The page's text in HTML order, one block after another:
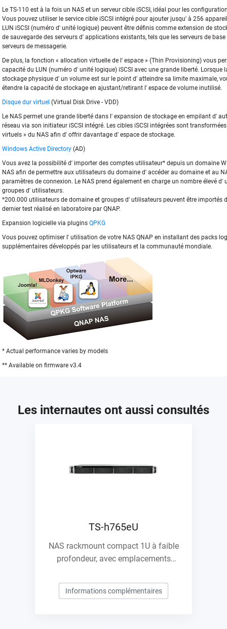
Le TS-110 est à la fois un NAS et un serveur cible iSCSI, idéal pour les
Vous pouvez utiliser le service cible iSCSI intégré pour ajouter jusqu' à 256
LUN iSCSI (numéro d' unité logique) peuvent être définis comme extension de
de sauvegarde des serveurs d' applications existants, tels que les serveurs de
serveurs de messagerie.
De plus, la fonction « allocation virtuelle de l' espace » (Thin Provisioning) vous
capacité du LUN (numéro d' unité logique) iSCSI avec une grande liberté. Lorsque
stockage physique d' un volume est sur le point d' atteindre sa limite maximale,
étendre la capacité de stockage en ajustant/retirant l' espace de volume inutilisé.
Disque dur virtuel (Virtual Disk Drive - VDD)
Le NAS permet une grande liberté dans l' expansion de stockage en empilant d'
réseau via son initiateur iSCSI intégré. Les cibles iSCSI intégrées sont
virtuels » du NAS afin d' offrir davantage d' espace de stockage.
Windows Active Directory (AD)
Vous avez la possibilité d' importer des comptes utilisateur* depuis un domaine
NAS afin de permettre aux utilisateurs du domaine d' accéder au domaine et au
paramètres de connexion. Le NAS prend également en charge un nombre élevé d'
groupes d' utilisateurs.
*200.000 utilisateurs de domaine et groupes d' utilisateurs peuvent être importés
dernier test réalisé en laboratoire par QNAP.
Expansion logicielle via plugins QPKG
Vous pouvez optimiser l' utilisation de votre NAS QNAP en installant des packs
supplémentaires développés par les utilisateurs et la communauté mondiale.
* Actual performance varies by models
** Available on firmware v3.4
Les internautes ont aussi consultés
TS-h765eU
NAS rackmount compact 1U à faible
profondeur, avec emplacements
d'extension 10GbE
Informations complémentaires